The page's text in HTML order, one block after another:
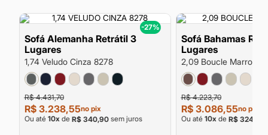
-27%
Sofá Alemanha Retrátil 3
Lugares
1,74 Veludo Cinza 8278
R$ 4.431,70
R$ 3.238,55no pix
Ou até 10x de R$ 340,90sem juros
Sofá Bahamas
Lugares
2,09 Boucle Marrom
R$ 4.223,70
R$ 3.086,55no pix
Ou até 10x de R$ 324,90